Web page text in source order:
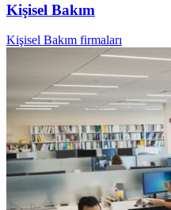
Kişisel Bakım
Kişisel Bakım firmaları